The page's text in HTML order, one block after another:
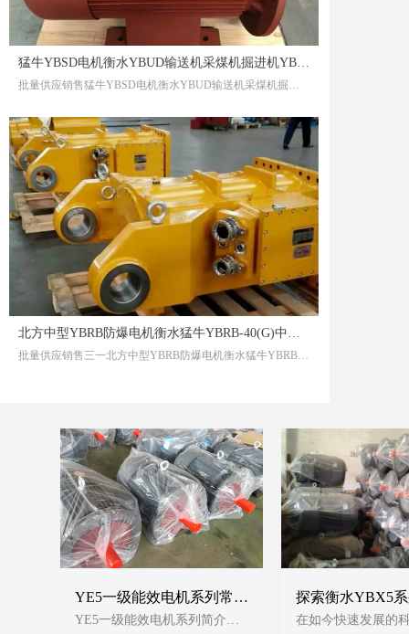
猛牛YBSD电机衡水YBUD输送机采煤机掘进机YBC系列防爆煤矿特种定制电机产品
批量供应销售猛牛YBSD电机衡水YBUD输送机采煤机掘进机YBC系列防爆煤矿特种定制产品猛牛YBSD电机衡水YBUD输送机采煤机掘进机YBC系列防爆煤矿特种定制产品
北方中型YBRB防爆电机衡水猛牛YBRB-40(G)中矿美机采煤矿用行业应用广泛
批量供应销售三一北方中型YBRB防爆电机衡水猛牛YBRB-40(G)中矿美机采煤矿用行业应用广泛三一北方中型YBRB防爆电机衡水猛牛YBRB-40(G)中矿美机采煤矿用行业应用广泛
YE5一级能效电机系列常见
问题解答：让我们一探究
YE5一级能效电机系列简介
探索衡水YBX5
牛一级能效的多
在如今快速发展的